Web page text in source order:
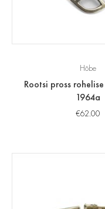
Hõbe
Rootsi pross
1964a
€62.00